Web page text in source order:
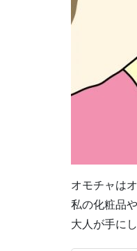
オモチャは
私の化粧品
大人が手に